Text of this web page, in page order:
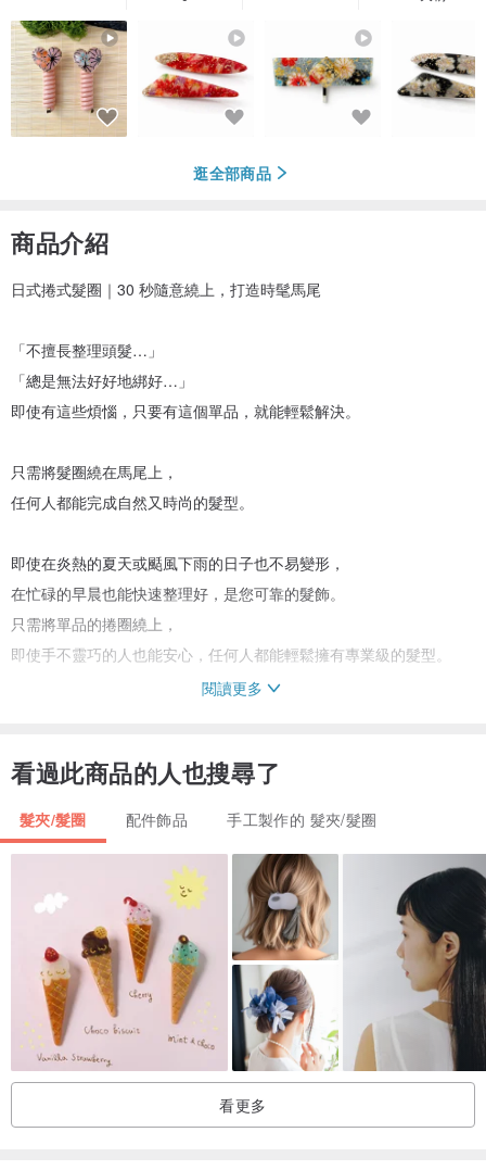
逛全部商品
商品介紹
日式捲式髮圈｜30 秒隨意繞上，打造時髦馬尾
「不擅長整理頭髮…」
「總是無法好好地綁好…」
即使有這些煩惱，只要有這個單品，就能輕鬆解決。
只需將髮圈繞在馬尾上，
任何人都能完成自然又時尚的髮型。
即使在炎熱的夏天或颳風下雨的日子也不易變形，
在忙碌的早晨也能快速整理好，是您可靠的髮飾。
只需將單品的捲圈繞上，
即使手不靈巧的人也能安心，任何人都能輕鬆擁有專業級的髮型。
先用現有的髮圈綁好馬尾後，將髮飾背面的鉤子掛在髮圈上。
順著捲圈（Wrap）的部分纏繞即可輕鬆完成。
掛上鉤子後，一邊將捲圈（Wrap）部分往下拉一邊纏繞。
順著捲圈的弧度纏繞會更順利。
・進階變化
將捲圈部分拉寬，纏繞至髮尾後，
從捲圈部分均勻地拉出頭髮，
就能做出流行的泡泡辮髮型般的變化。
閱讀更多
看過此商品的人也搜尋了
髮夾/髮圈 配件飾品 手工製作的 髮夾/髮圈
看更多